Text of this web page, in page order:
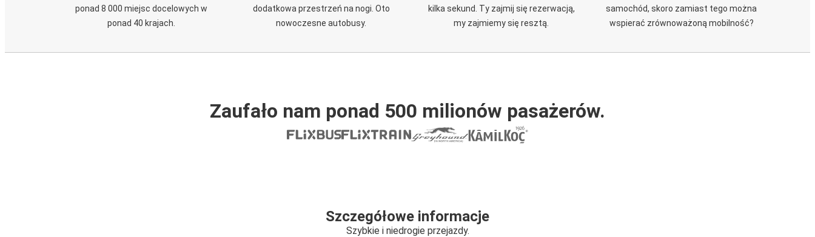
ponad 8 000 miejsc docelowych w
ponad 40 krajach.
dodatkowa przestrzeń na nogi. Oto
nowoczesne autobusy.
kilka sekund. Ty zajmij się rezerwacją,
my zajmiemy się resztą.
samochód, skoro zamiast tego można
wspierać zrównoważoną mobilność?
Zaufało nam ponad 500 milionów pasażerów.
Szczegółowe informacje
Szybkie i niedrogie przejazdy.